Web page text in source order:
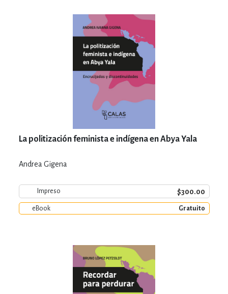
La politización feminista e indígena en Abya Yala
Andrea Gigena
Impreso $300.00
eBook Gratuito